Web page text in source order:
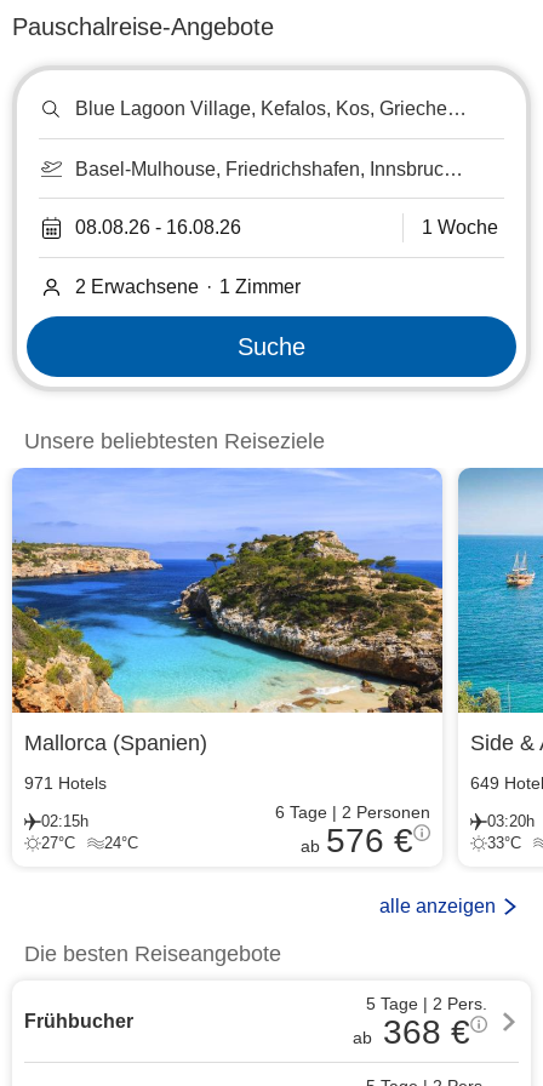
Pauschalreise-Angebote
oder
Basel-Mulhouse, Friedrichshafen, Innsbruck,
München, Nürnberg, Salzburg, Stuttgart,
Zürich
08.08.26 - 16.08.26 1 Woche
2 Erwachsene · 1 Zimmer
Suche
Unsere beliebtesten Reiseziele
Mallorca (Spanien)
971 Hotels
02:15h
27°C 24°C
6 Tage| 2 Personen
ab 576 €
Side &
649
03:20h
33°C
alle anzeigen
Die besten Reiseangebote
Frühbucher
5 Tage | 2 Pers.
ab
368 €